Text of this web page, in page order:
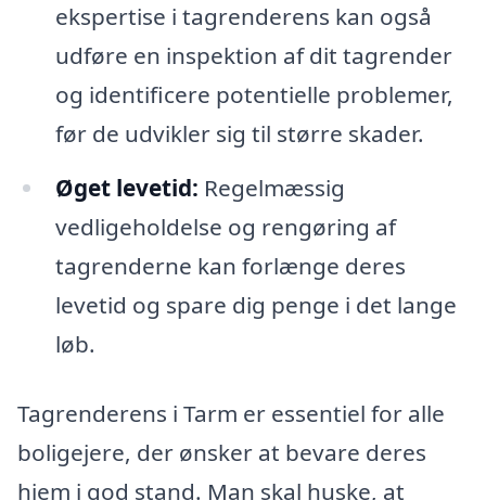
ekspertise i tagrenderens kan også
udføre en inspektion af dit tagrender
og identificere potentielle problemer,
før de udvikler sig til større skader.
Øget levetid: Regelmæssig
vedligeholdelse og rengøring af
tagrenderne kan forlænge deres
levetid og spare dig penge i det lange
løb.
Tagrenderens i Tarm er essentiel for alle
boligejere, der ønsker at bevare deres
hjem i god stand. Man skal huske, at